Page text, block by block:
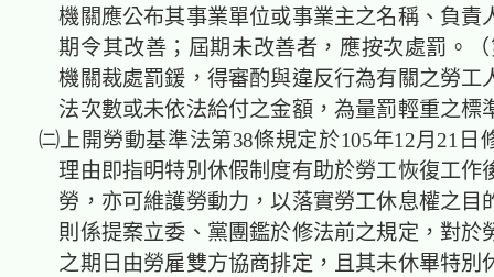
機關應公布其事業單位或事業主之名稱、負責
期令其改善；屆期未改善者，應按次處罰。
機關裁處罰鍰，得審酌與違反行為有關之勞工
法次數或未依法給付之金額，為量罰輕重之標
㈡上開勞動基準法第38條規定於105年12月21日
理由即指明特別休假制度有助於勞工恢復工作
勞，亦可維護勞動力，以落實勞工休息權之目
則係提案立委、黨團鑑於修法前之規定，對於
之期日由勞雇雙方協商排定，且其未休畢特別